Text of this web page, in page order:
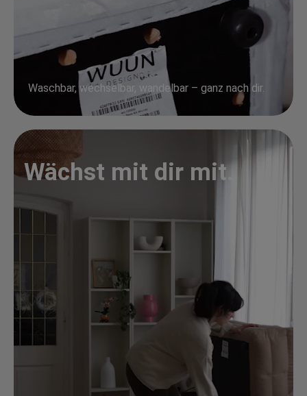
Waschbar, wechselbar, wandelbar – ganz nach dir.
Wächst mit dir mit.